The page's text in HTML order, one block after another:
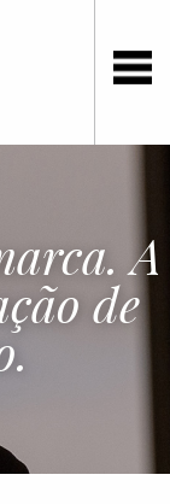
A
de